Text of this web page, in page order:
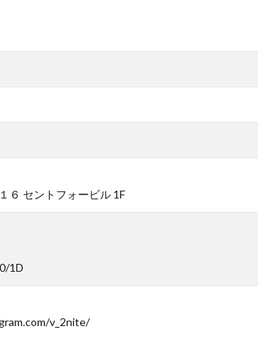
６ セントフォービル 1F
1D
v_2nite/